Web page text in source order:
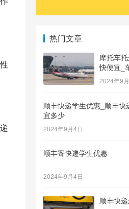
热门文章
摩托车
快便宜_
格表
2024年9
顺丰快递学生优惠_顺丰快
宜多少
2024年9月4日
顺丰寄快递学生优惠
2024年9月4日
顺丰快